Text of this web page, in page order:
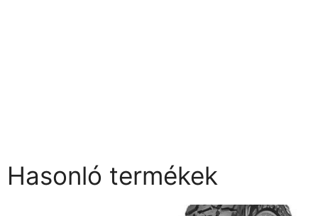
Hasonló termékek